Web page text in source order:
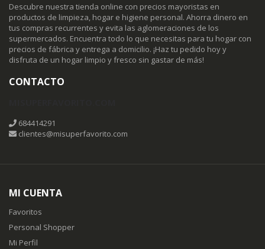
Descubre nuestra tienda online con precios mayoristas en
productos de limpieza, hogar e higiene personal. Ahorra dinero en
tus compras recurrentes y evita las aglomeraciones de los
supermercados. Encuentra todo lo que necesitas para tu hogar con
precios de fábrica y entrega a domicilio. ¡Haz tu pedido hoy y
disfruta de un hogar limpio y fresco sin gastar de más!
CONTACTO
684414291
clientes@misuperfavorito.com
MI CUENTA
Favoritos
Personal Shopper
Mi Perfil